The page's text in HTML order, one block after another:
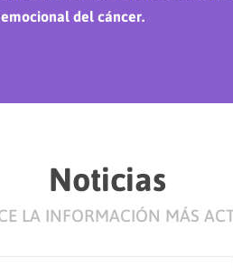
emocional del cáncer.
Noticias
LA INFORMACIÓN MÁS